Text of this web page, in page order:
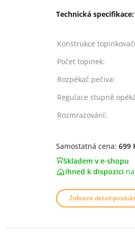
Technická specifikace:
Konstrukce
Počet topinek:
Rozpékač pečiva:
Regulace stupně
Rozmrazování:
Samostatná cena: 699
Skladem v e-shopu
ihned k dispozici na
Zobrazit detail